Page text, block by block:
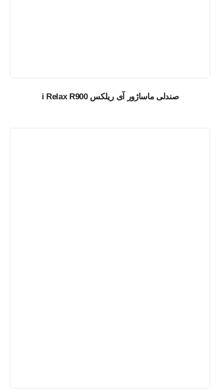
صندلی ماساژور آی ریلکس i Relax R900